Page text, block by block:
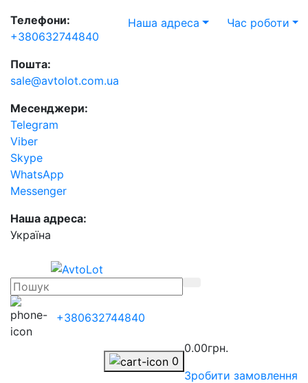
Телефони:
+380632744840
Пошта:
sale@avtolot.com.ua
Месенджери:
Telegram
Viber
Skype
WhatsApp
Messenger
Наша адреса:
Українa
Наша адреса Час роботи
+380632744840
0
0.00грн.
Зробити замовлення